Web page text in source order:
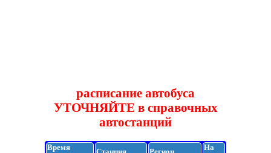
расписание автобуса
УТОЧНЯЙТЕ в справочных
автостанций
Время
На